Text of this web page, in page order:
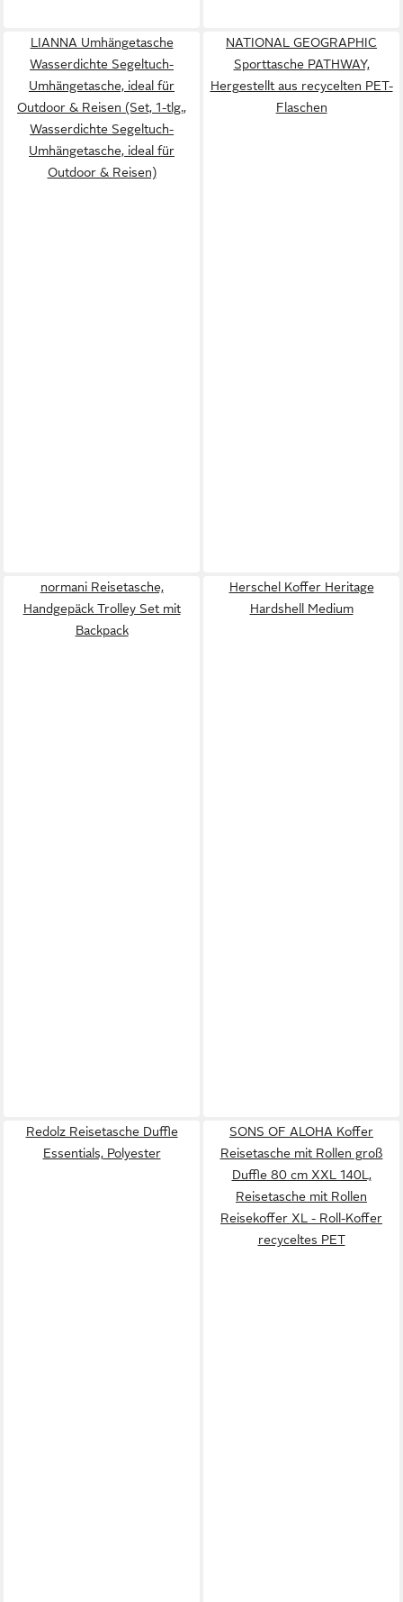
LIANNA Umhängetasche
Wasserdichte Segeltuch-
Umhängetasche, ideal für
Outdoor & Reisen (Set, 1-tlg.,
Wasserdichte Segeltuch-
Umhängetasche, ideal für
Outdoor & Reisen)
NATIONAL GEOGRAPHIC
Sporttasche PATHWAY,
Hergestellt aus recycelten PET-
Flaschen
normani Reisetasche,
Handgepäck Trolley Set mit
Backpack
Herschel Koffer Heritage
Hardshell Medium
Redolz Reisetasche Duffle
Essentials, Polyester
SONS OF ALOHA Koffer
Reisetasche mit Rollen groß
Duffle 80 cm XXL 140L,
Reisetasche mit Rollen
Reisekoffer XL - Roll-Koffer
recyceltes PET